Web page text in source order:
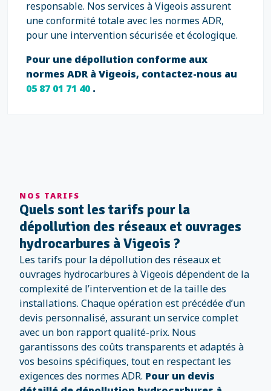
responsable. Nos services à Vigeois assurent
une conformité totale avec les normes ADR,
pour une intervention sécurisée et écologique.
Pour une dépollution conforme aux
normes ADR à Vigeois, contactez-nous au
05 87 01 71 40.
NOS TARIFS
Quels sont les tarifs pour la
dépollution des réseaux et ouvrages
hydrocarbures à Vigeois ?
Les tarifs pour la dépollution des réseaux et
ouvrages hydrocarbures à Vigeois dépendent de la
complexité de l’intervention et de la taille des
installations. Chaque opération est précédée d’un
devis personnalisé, assurant un service complet
avec un bon rapport qualité-prix. Nous
garantissons des coûts transparents et adaptés à
vos besoins spécifiques, tout en respectant les
exigences des normes ADR. Pour un devis